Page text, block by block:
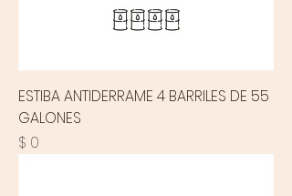
ESTIBA ANTIDERRAME 4 BARRILES DE 55
GALONES
Precio
$ 0